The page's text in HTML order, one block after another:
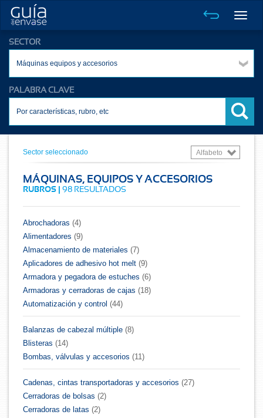
Toggle
SECTOR
Máquinas equipos y accesorios
PALABRA CLAVE
Sector seleccionado Alfabeto
MÁQUINAS, EQUIPOS Y ACCESORIOS
RUBROS | 98 RESULTADOS
Abrochadoras (4)
Alimentadores (9)
Almacenamiento de materiales (7)
Aplicadores de adhesivo hot melt (9)
Armadora y pegadora de estuches (6)
Armadoras y cerradoras de cajas (18)
Automatización y control (44)
Balanzas de cabezal múltiple (8)
Blisteras (14)
Bombas, válvulas y accesorios (11)
Cadenas, cintas transportadoras y accesorios (27)
Cerradoras de bolsas (2)
Cerradoras de latas (2)